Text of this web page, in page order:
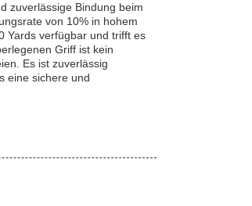
zuverlässige Bindung beim
von 10% in hohem
Yards verfügbar und trifft es
Griff ist kein
Es ist zuverlässig
eine sichere und